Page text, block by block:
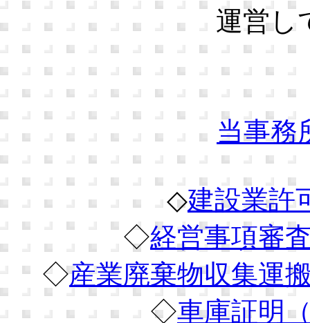
運営し
当事務
◇建設業許
◇経営事項審
◇産業廃棄物収集運
◇車庫証明